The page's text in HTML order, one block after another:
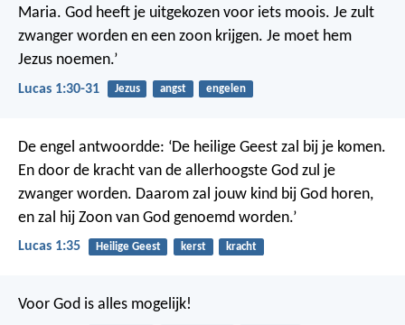
Maria. God heeft je uitgekozen voor iets moois. Je zult
zwanger worden en een zoon krijgen. Je moet hem
Jezus noemen.’
Lucas 1:30-31 Jezus angst engelen
De engel antwoordde: ‘De heilige Geest zal bij je komen.
En door de kracht van de allerhoogste God zul je
zwanger worden. Daarom zal jouw kind bij God horen,
en zal hij Zoon van God genoemd worden.’
Lucas 1:35 Heilige Geest kerst kracht
Voor God is alles mogelijk!